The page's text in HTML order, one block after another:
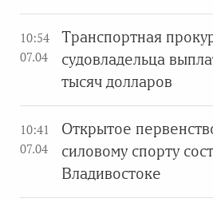
10:54
07.04
Транспортная
судовладельца
тысяч долларов
10:41
07.04
Открытое
силовому спорту
Владивостоке